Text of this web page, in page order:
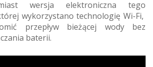
wersja elektroniczna tego
wykorzystano technologię Wi-Fi,
przepływ bieżącej wody bez
baterii.